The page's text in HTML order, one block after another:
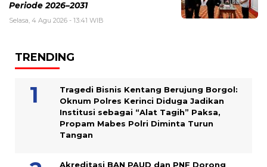
Periode 2026–2031
Selasa, 4 Agu 2026 - 13:41 WIB
TRENDING
Tragedi Bisnis Kentang Berujung Borgol:
Oknum Polres Kerinci Diduga Jadikan
Institusi sebagai “Alat Tagih” Paksa,
Propam Mabes Polri Diminta Turun
Tangan
Akreditasi BAN PAUD dan PNF Dorong